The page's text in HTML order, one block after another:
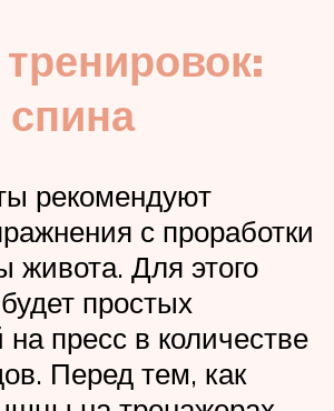
спина
рекомендуют
с проработки
живота. Для этого
простых
пресс в количестве
Перед тем, как